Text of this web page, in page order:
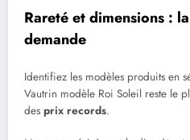
Rareté et dimensions :
demande
Identifiez les modèles produits en
Vautrin modèle Roi Soleil reste le
des prix records.